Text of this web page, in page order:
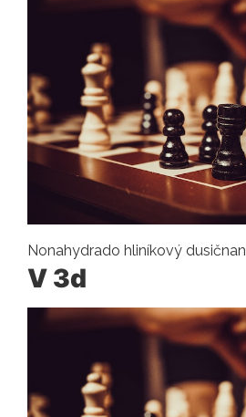
Nonahydrado hliníkový dusičnan
V 3d